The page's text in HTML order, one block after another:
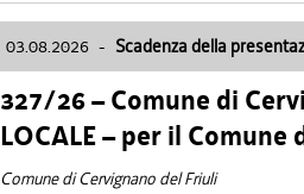
03.08.2026 - Scadenza della
327/26 – Comune di
LOCALE – per il Comune
Comune di Cervignano del Friuli